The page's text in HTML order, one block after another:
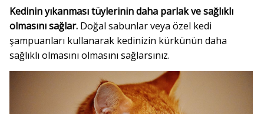
Kedinin yıkanması tüylerinin daha parlak ve sağlıklı
olmasını sağlar.Doğal sabunlar veya özel kedi
şampuanları kullanarak kedinizin kürkünün daha
sağlıklı olmasını olmasını sağlarsınız.